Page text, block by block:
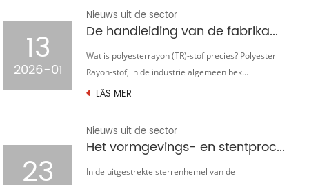
13
2026-01
Nieuws uit de sector
De handleiding van de fabrikant voor polyester rayon (TR)-stof: waarom het de mondiale kledingmarkt domineert
Wat is polyesterrayon (TR)-stof precies? Polyester
Rayon-stof, in de industrie algemeen bek...
LÄS MER
23
Nieuws uit de sector
Het vormgevings- en stentproces van gebreide jacquard houndstooth-stof
In de uitgestrekte sterrenhemel van de